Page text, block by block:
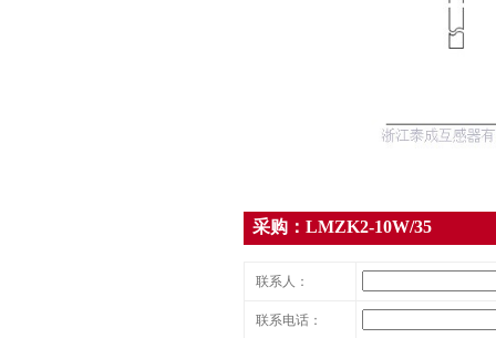
采购：LMZK2-10W/35
联系人：
联系电话：